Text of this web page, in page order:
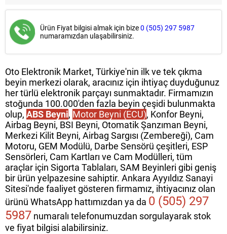
Ürün Fiyat bilgisi almak için bize0 (505) 297 5987
numaramızdan ulaşabilirsiniz.
Oto Elektronik Market, Türkiye'nin ilk ve tek çıkma
beyin merkezi olarak, aracınız için ihtiyaç duyduğunuz
her türlü elektronik parçayı sunmaktadır. Firmamızın
stoğunda 100.000'den fazla beyin çeşidi bulunmakta
olup, ABS Beyni, Motor Beyni (ECU), Konfor Beyni,
Airbag Beyni, BSI Beyni, Otomatik Şanzıman Beyni,
Merkezi Kilit Beyni, Airbag Sargısı (Zembereği), Cam
Motoru, GEM Modülü, Darbe Sensörü çeşitleri, ESP
Sensörleri, Cam Kartları ve Cam Modülleri, tüm
araçlar için Sigorta Tablaları, SAM Beyinleri gibi geniş
bir ürün yelpazesine sahiptir. Ankara Ayyıldız Sanayi
Sitesi'nde faaliyet gösteren firmamız, ihtiyacınız olan
ürünü WhatsApp hattımızdan ya da 0 (505) 297
5987 numaralı telefonumuzdan sorgulayarak stok
ve fiyat bilgisi alabilirsiniz.